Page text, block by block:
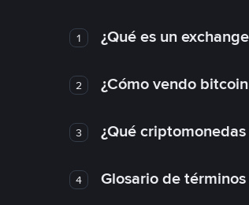
1 ¿Qué es un
2 ¿Cómo vendo
3 ¿Qué
4 Glosario de